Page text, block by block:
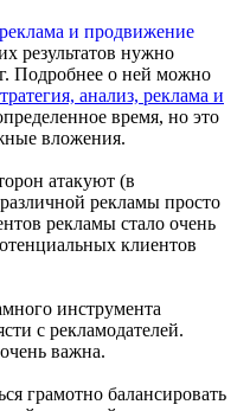
результатов нужно
Подробнее о ней можно
анализ, реклама и
время, но это
вложения.
атакуют (в
рекламы просто
рекламы стало очень
клиентов
инструмента
с рекламодателей.
важна.
грамотно балансировать